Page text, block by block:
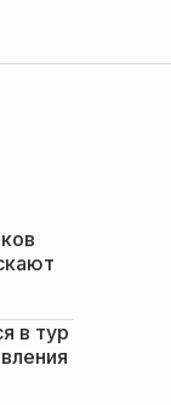
в тур